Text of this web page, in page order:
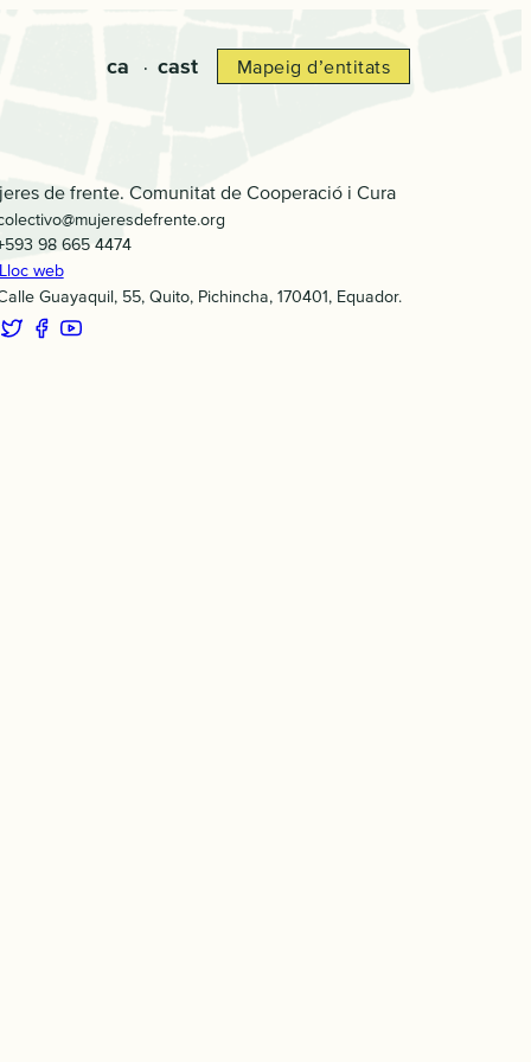
ca cast Mapeig d’entitats
de frente. Comunitat de Cooperació i Cura
98 665 4474
web
Guayaquil, 55, Quito, Pichincha, 170401, Equador.